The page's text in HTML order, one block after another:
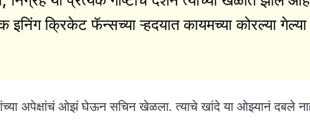
इनिंग क्रिकेट फॅन्सच्या ऱ्हदयात कायमच्या कोरल्या गेल्या
अपेक्षांचं ओझं घेऊन सचिन खेळला. त्याचे खांदे या ओझ्यानं दबले